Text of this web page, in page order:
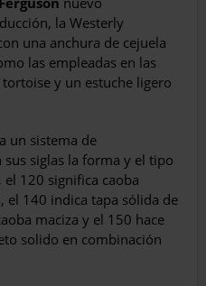
la Westerly
una anchura de cejuela
las empleadas en las
y un estuche ligero
un sistema de
siglas la forma y el tipo
120 significa caoba
el 140 indica tapa sólida de
maciza y el 150 hace
solido en combinación